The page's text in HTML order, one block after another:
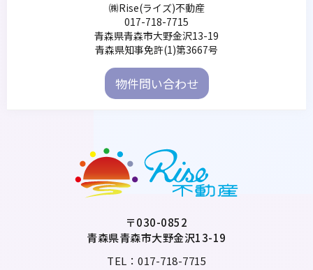
㈱Rise(ライズ)不動産
017-718-7715
青森県青森市大野金沢13-19
青森県知事免許(1)第3667号
物件問い合わせ
〒030-0852
青森県青森市大野金沢13-19
TEL：017-718-7715